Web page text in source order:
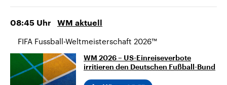
08:45 Uhr WM aktuell
FIFA Fussball-Weltmeisterschaft 2026™
WM 2026 – US-Einreiseverbote
irritieren den Deutschen Fußball-Bund